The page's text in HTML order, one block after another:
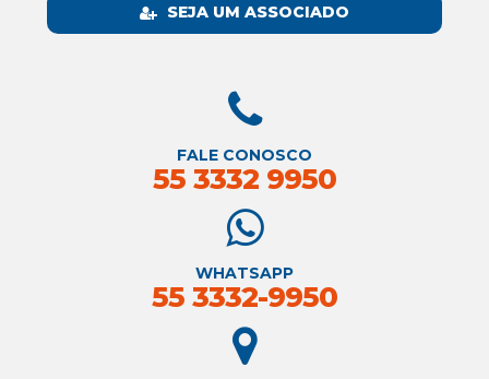
SEJA UM ASSOCIADO
FALE CONOSCO
55 3332 9950
WHATSAPP
55 3332-9950